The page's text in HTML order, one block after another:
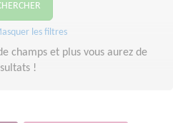
les filtres
champs et plus vous aurez de
!